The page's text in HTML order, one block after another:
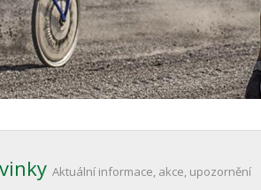
Aktuální informace, akce, upozornění